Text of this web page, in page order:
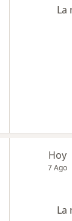
La
Hoy
7 Ago
La